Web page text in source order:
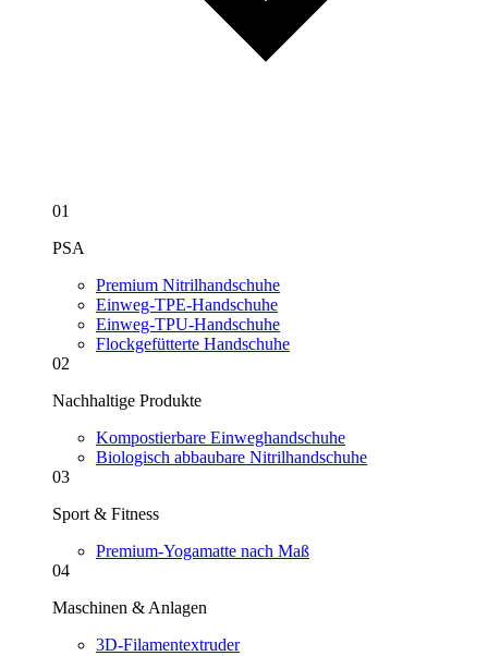
01
PSA
Premium Nitrilhandschuhe
Einweg-TPE-Handschuhe
Einweg-TPU-Handschuhe
Flockgefütterte Handschuhe
02
Nachhaltige Produkte
Kompostierbare Einweghandschuhe
Biologisch abbaubare Nitrilhandschuhe
03
Sport & Fitness
Premium-Yogamatte nach Maß
04
Maschinen & Anlagen
3D-Filamentextruder